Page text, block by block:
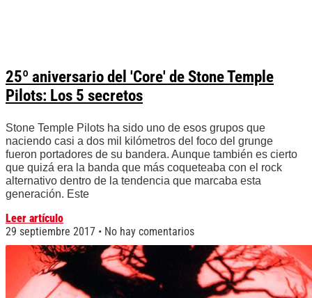
25º aniversario del 'Core' de Stone Temple
Pilots: Los 5 secretos
Stone Temple Pilots ha sido uno de esos grupos que
naciendo casi a dos mil kilómetros del foco del grunge
fueron portadores de su bandera. Aunque también es cierto
que quizá era la banda que más coqueteaba con el rock
alternativo dentro de la tendencia que marcaba esta
generación. Este
Leer artículo
29 septiembre 2017
No hay comentarios